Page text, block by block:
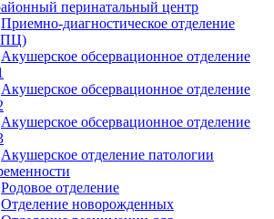
перинатальный центр
Приемно-диагностическое отделение
Акушерское обсервационное отделение
Акушерское обсервационное отделение
Акушерское обсервационное отделение
Акушерское отделение патологии
Родовое отделение
Отделение новорожденных